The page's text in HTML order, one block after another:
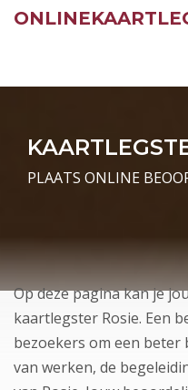
PLAATS ONLINE
Op deze pagina kan je
kaartlegster Rosie. Een
bezoekers om een beter
van werken, de